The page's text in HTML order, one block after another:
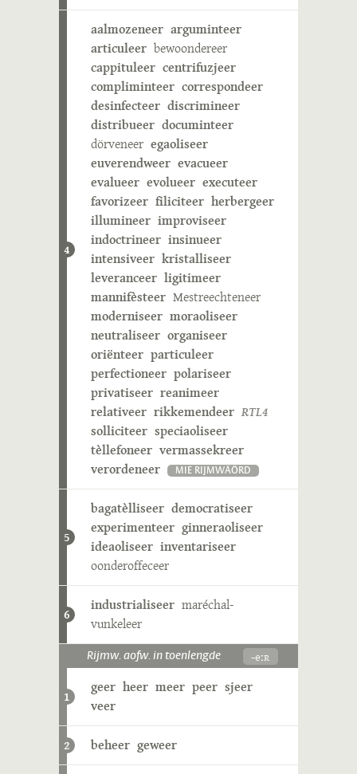
4
aalmozeneer arguminteer
articuleer bewoondereer
cappituleer centrifuzjeer
compliminteer correspondeer
desinfecteer discrimineer
distribueer documinteer
dörveneer egaoliseer
euverendweer evacueer
evalueer evolueer executeer
favorizeer filiciteer herbergeer
illumineer improviseer
indoctrineer insinueer
intensiveer kristalliseer
leveranceer ligitimeer
mannifèsteer Mestreechteneer
moderniseer moraoliseer
neutraliseer organiseer
oriënteer particuleer
perfectioneer polariseer
privatiseer reanimeer
relativeer rikkemendeer RTL4
solliciteer speciaoliseer
tèllefoneer vermassekreer
verordeneer
MIE RIJMWÄÖRD
5
bagatèlliseer democratiseer
experimenteer ginneraoliseer
ideaoliseer inventariseer
oonderoffeceer
6
industrialiseer maréchal-
vunkeleer
Rijmw. aofw. in toenlengde -eːʀ
1
geer heer meer peer sjeer
veer
2 beheer geweer